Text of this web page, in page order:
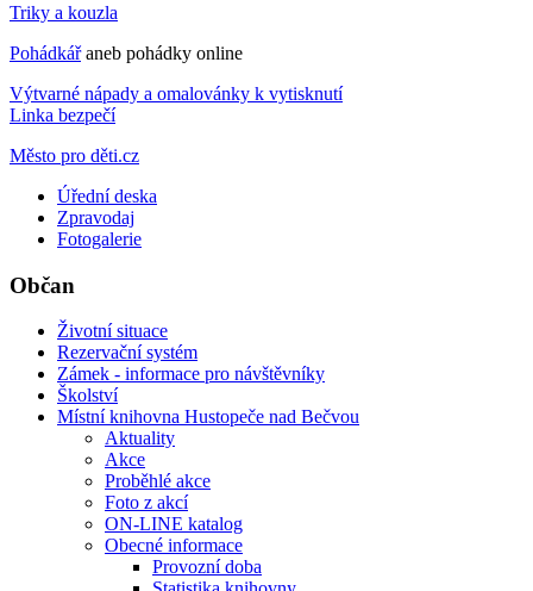
Triky a kouzla
Pohádkářaneb pohádky online
Výtvarné nápady a omalovánky k vytisknutí
Linka bezpečí
Město pro děti.cz
Úřední deska
Zpravodaj
Fotogalerie
Občan
Životní situace
Rezervační systém
Zámek - informace pro návštěvníky
Školství
Místní knihovna Hustopeče nad Bečvou
Aktuality
Akce
Proběhlé akce
Foto z akcí
ON-LINE katalog
Obecné informace
Provozní doba